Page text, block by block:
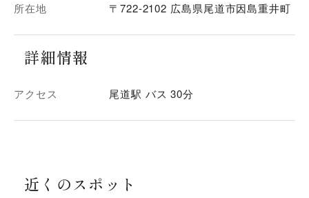
所在地 〒722-2102 広島県尾道市因島重井町
詳細情報
アクセス 尾道駅 バス 30分
近くのスポット